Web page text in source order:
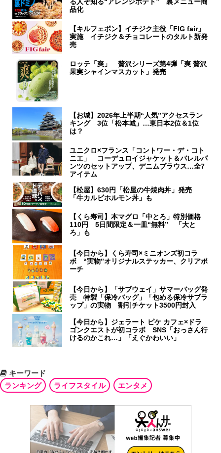
品化
【キルフェボン】イチジク主役「FIG fair」
実施 イチジク＆チョコレートのタルト新発
売
ロッテ「爽」 贅沢シリーズ第4弾「爽 贅沢
果実シャインマスカット」発売
【お城】2026年上半期“人気”アクセスラン
キング 3位「松本城」…東日本2位＆1位
は？
ユニクロ×フランス「コントワー・デ・コト
ニエ」 コーデュロイジャケット＆バレルパ
ンツのセットアップ、デニムブラウス…全7
アイテム
【松屋】630円「松屋の牛焼肉丼」発売
「牛カルビホルモン丼」も
【くら寿司】本マグロ「中とろ」特別価格
110円 5日間限定＆一皿“無料” 「大と
ろ」も
【今日から】くら寿司×ミニオンズ初コラ
ボ “実物”オリジナルステッカー、クリアポ
ーチ
【今日から】「サブウェイ」サマーバッグ発
売 特製「保冷バッグ」「包める保冷サブラ
ップ」の実物 割引チケット3500円封入
【今日から】ジェラート ピケ カフェ×ドラ
ゴンクエストが初コラボ SNS「おっさん行
けるのかこれ…」「えぐかわいい」
キーワード
ランキング
ライフスタイル エンタメ